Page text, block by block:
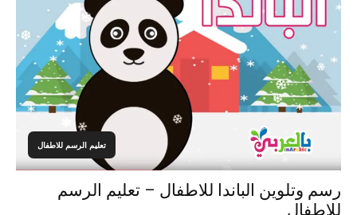
تعليم الرسم للاطفال
رسم وتلوين الباندا للاطفال – تعليم الرسم
للاطفال